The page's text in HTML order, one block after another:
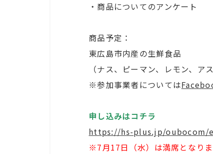
・商品についてのアンケート
商品予定：
東広島市内産の生鮮食品
（ナス、ピーマン、レモン、
※参加事業者については
申し込みはコチラ
https://hs-plus.jp/oubocom/
※7月17日（水）は満席となりま